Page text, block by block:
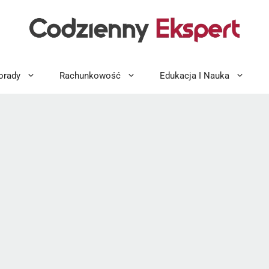
Rachunkowość Edukacja I Nauka